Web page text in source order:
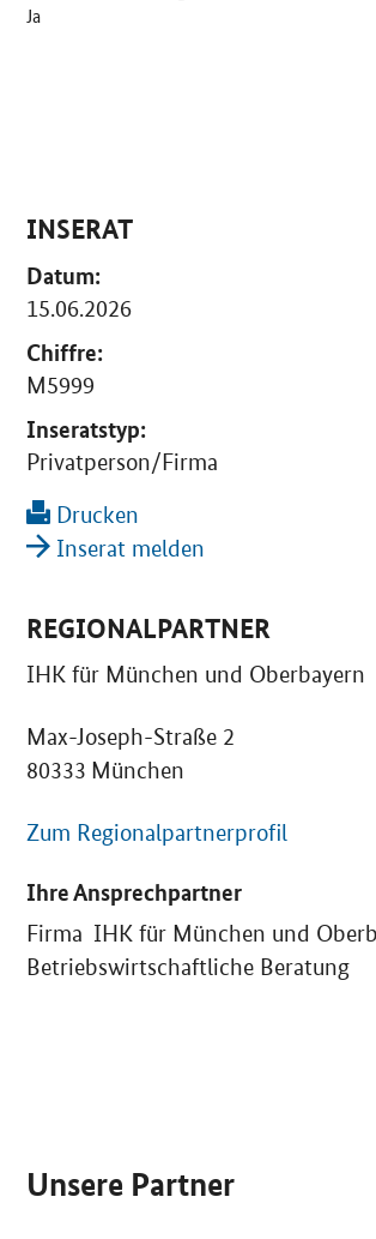
Ja
INSERAT
Datum:
15.06.2026
Chiffre:
M5999
Inseratstyp:
Privatperson/Firma
Drucken
Inserat melden
REGIONALPARTNER
IHK für München und Oberbayern
Max-Joseph-Straße 2
80333 München
Zum Regionalpartnerprofil
Ihre Ansprechpartner
Firma IHK für München und
Betriebswirtschaftliche Beratung
Unsere Partner